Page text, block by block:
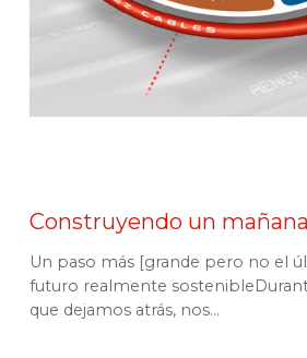
Construyendo un
Un paso más [grande pero no el
futuro realmente
que dejamos atrás, nos...